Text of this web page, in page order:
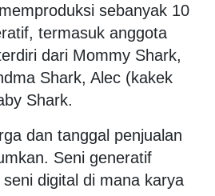
sebanyak 10
termasuk anggota
dari Mommy Shark,
Shark, Alec (kakek
Shark.
dan tanggal penjualan
Seni generatif
digital di mana karya